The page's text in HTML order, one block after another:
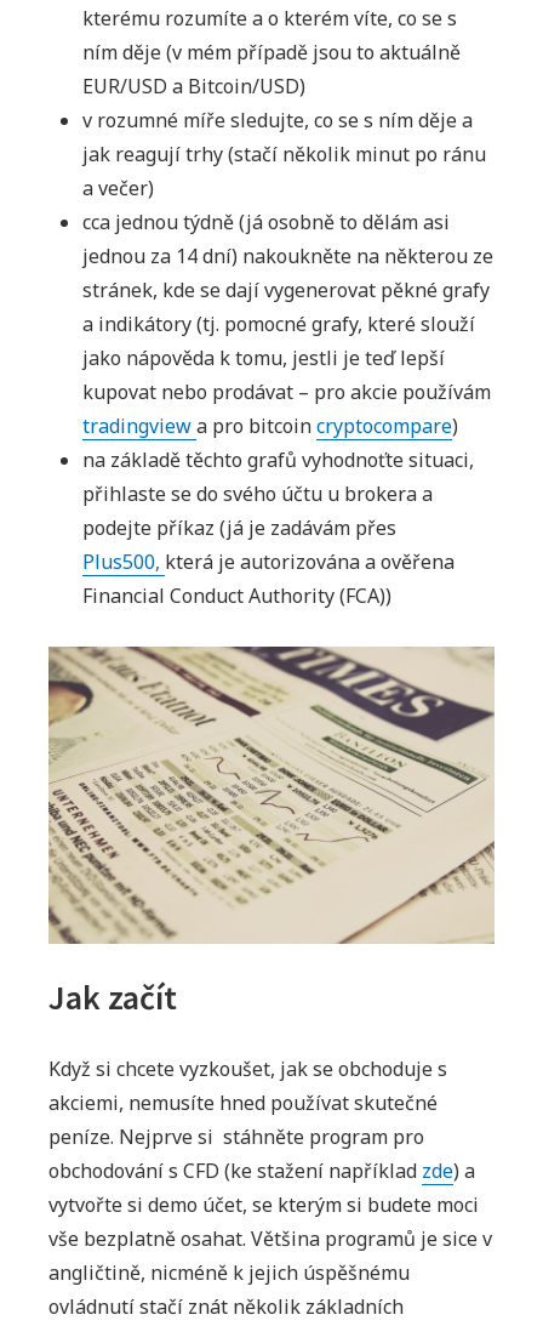
kterému rozumíte a o kterém víte, co se s
ním děje (v mém případě jsou to aktuálně
EUR/USD a Bitcoin/USD)
v rozumné míře sledujte, co se s ním děje a
jak reagují trhy (stačí několik minut po ránu
a večer)
cca jednou týdně (já osobně to dělám asi
jednou za 14 dní) nakoukněte na některou ze
stránek, kde se dají vygenerovat pěkné grafy
a indikátory (tj. pomocné grafy, které slouží
jako nápověda k tomu, jestli je teď lepší
kupovat nebo prodávat – pro akcie používám
tradingviewa pro bitcoincryptocompare)
na základě těchto grafů vyhodnoťte situaci,
přihlaste se do svého účtu u brokera a
podejte příkaz (já je zadávám přes
Plus500, která je autorizována a ověřena
Financial Conduct Authority (FCA))
Jak začít
Když si chcete vyzkoušet, jak se obchoduje s
akciemi, nemusíte hned používat skutečné
peníze. Nejprve si stáhněte program pro
obchodování s CFD (ke stažení například zde) a
vytvořte si demo účet, se kterým si budete moci
vše bezplatně osahat. Většina programů je sice v
angličtině, nicméně k jejich úspěšnému
ovládnutí stačí znát několik základních